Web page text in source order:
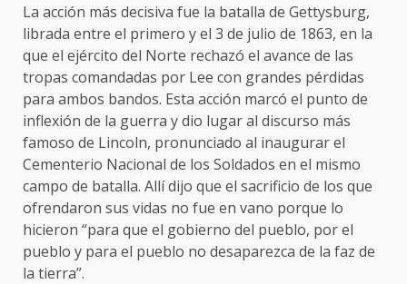
La acción más decisiva fue la batalla de Gettysburg,
librada entre el primero y el 3 de julio de 1863, en la
que el ejército del Norte rechazó el avance de las
tropas comandadas por Lee con grandes pérdidas
para ambos bandos. Esta acción marcó el punto de
inflexión de la guerra y dio lugar al discurso más
famoso de Lincoln, pronunciado al inaugurar el
Cementerio Nacional de los Soldados en el mismo
campo de batalla. Allí dijo que el sacrificio de los que
ofrendaron sus vidas no fue en vano porque lo
hicieron “para que el gobierno del pueblo, por el
pueblo y para el pueblo no desaparezca de la faz de
la tierra”.